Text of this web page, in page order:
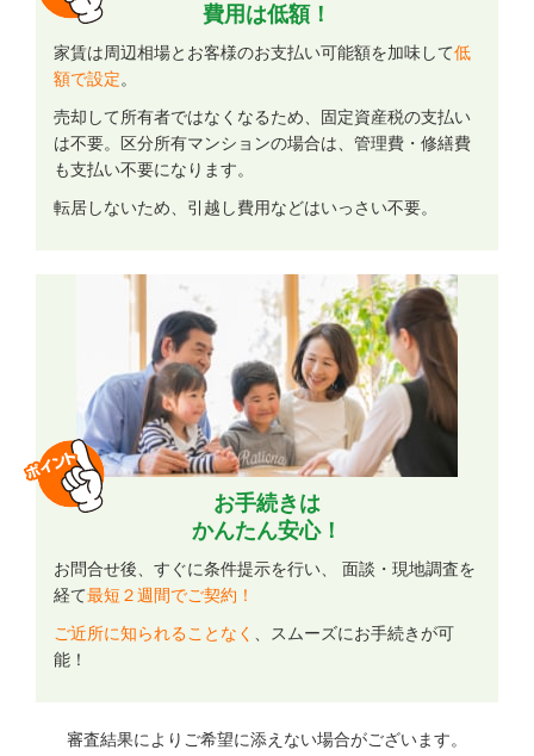
費用は低額！
家賃は周辺相場とお客様のお支払い可能額を加味して低
額で設定。
売却して所有者ではなくなるため、固定資産税の支払い
は不要。区分所有マンションの場合は、管理費・修繕費
も支払い不要になります。
転居しないため、引越し費用などはいっさい不要。
お手続きは
かんたん安心！
お問合せ後、すぐに条件提示を行い、 面談・現地調査を
経て最短２週間でご契約！
ご近所に知られることなく
、スムーズにお手続きが可
能！
審査結果によりご希望に添えない場合がございます。